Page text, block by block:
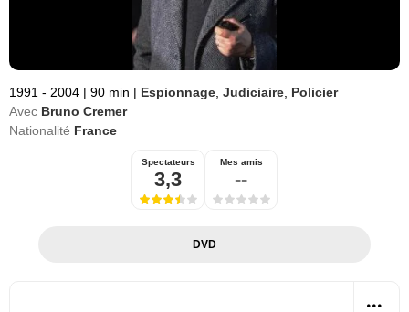
1991 - 2004 | 90 min | Espionnage Judiciaire Policier
Avec Bruno Cremer
Nationalité France
Spectateurs
3,3
Mes amis
--
DVD